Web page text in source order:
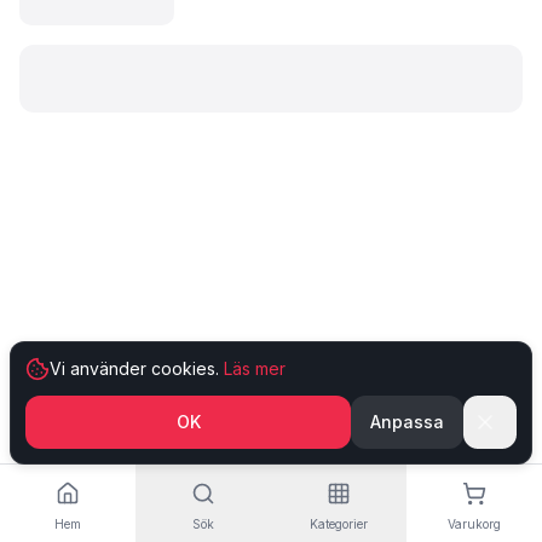
Hem Sök Kategorier Varukorg
Vi använder cookies. Läs mer
OK Anpassa